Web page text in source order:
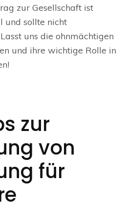
zur Gesellschaft ist
und sollte nicht
uns die ohnmächtigen
und ihre wichtige Rolle in
zur
von
für